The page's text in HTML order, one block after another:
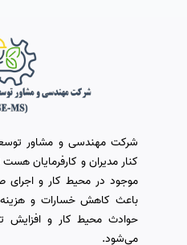
شرکت مهندسی و مشاور
کنار مدیران و کارفرمایان
باعث کاهش خسارات و هزینه
حوادث محیط کار و افزایش
می‌شود.